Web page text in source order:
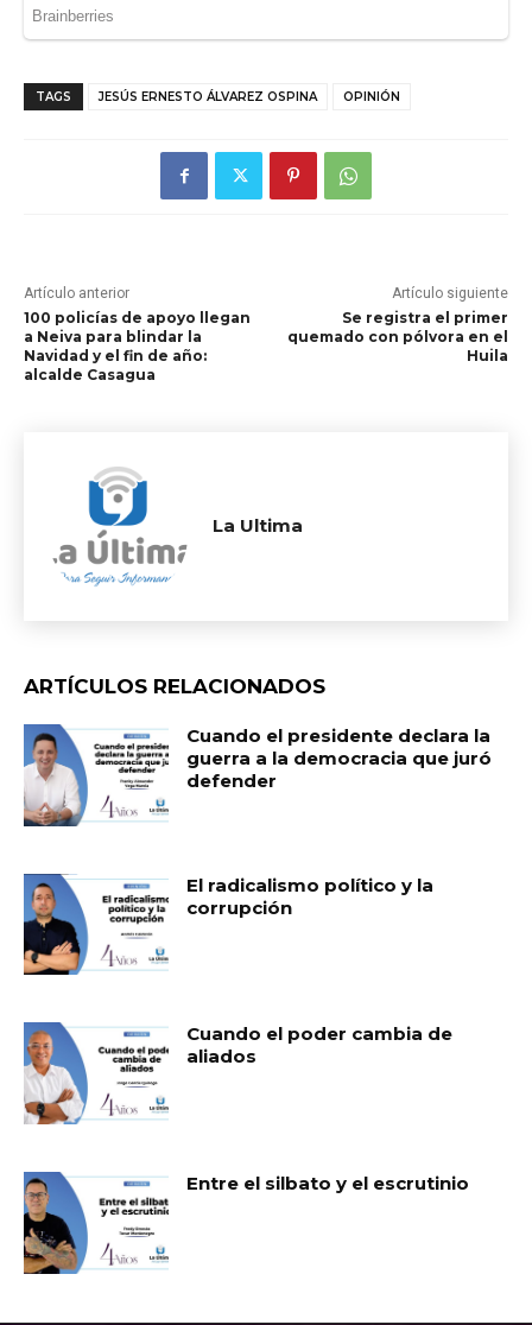
TAGS JESÚS ERNESTO ÁLVAREZ OSPINA OPINIÓN
Artículo anterior
100 policías de apoyo llegan
a Neiva para blindar la
Navidad y el fin de año:
alcalde Casagua
Artículo siguiente
Se registra el primer
quemado con pólvora en el
Huila
La Ultima
ARTÍCULOS RELACIONADOS
Cuando el presidente declara la
guerra a la democracia que juró
defender
El radicalismo político y la
corrupción
Cuando el poder cambia de
aliados
Entre el silbato y el escrutinio